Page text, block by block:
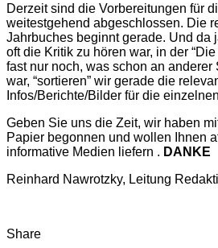
Derzeit sind die Vorbereitungen für
weitestgehend abgeschlossen. Die
Jahrbuches beginnt gerade. Und da
oft die Kritik zu hören war, in der
fast nur noch, was schon an
war, “sortieren” wir gerade die
Infos/Berichte/Bilder für die
Geben Sie uns die Zeit, wir haben
Papier begonnen und wollen Ihnen
informative Medien liefern . DANKE
Reinhard Nawrotzky, Leitung
Share